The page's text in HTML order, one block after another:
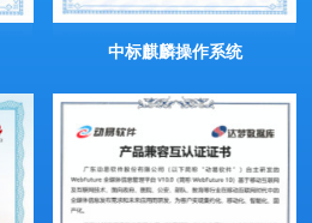
中标麒麟操作系统